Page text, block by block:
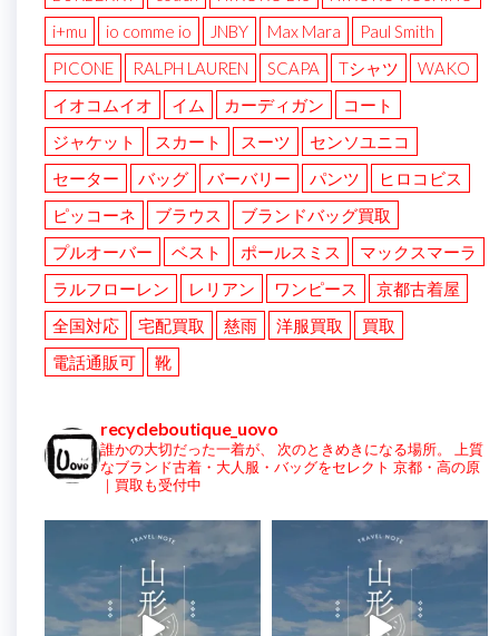
i+mu
io comme io JNBY Max Mara
Paul Smith
PICONE
RALPH LAUREN SCAPA Tシャツ
WAKO
イオコムイオ
イム カーディガン
コート
ジャケット
スカート スーツ
センソユニコ
セーター
バッグ バーバリー パンツ
ヒロコビス
ピッコーネ
ブラウス
ブランドバッグ買取
プルオーバー
ベスト ポールスミス
マックスマーラ
ラルフローレン
レリアン ワンピース
京都古着屋
全国対応
宅配買取 慈雨 洋服買取
買取
電話通販可
靴
recycleboutique_uovo
誰かの大切だった一着が、 次のときめきになる場所。
上質
なブランド古着・大人服・バッグをセレクト 京都・高の原
｜買取も受付中